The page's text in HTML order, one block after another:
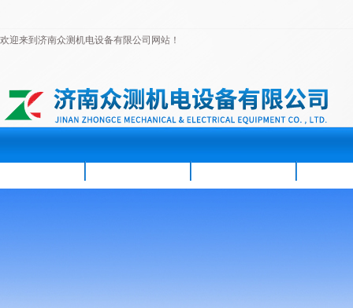
欢迎来到济南众测机电设备有限公司网站！